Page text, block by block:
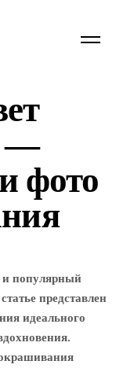
—
фото
популярный
представлен
идеального